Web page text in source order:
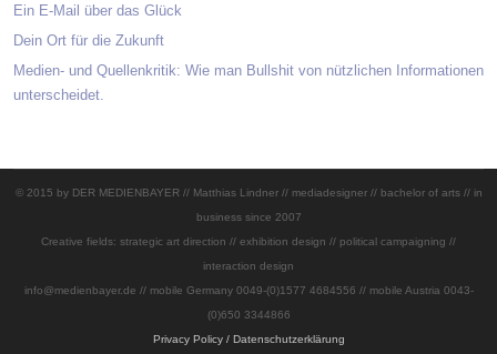
Ein E-Mail über das Glück
Dein Ort für die Zukunft
Medien- und Quellenkritik: Wie man Bullshit von nützlichen Informationen
unterscheidet.
© 2015 by DER MEDIENBAYER // Matthias Lindner // mediadesigner // bachelor of arts // in
business since 2007
Creative fields: strategic art direction // exhibition design // political campaigning //
interaction design
info@medienbayer.de // mobile Germany 0049-(0)1577 4684556 // mobile Austria 0043-
(0)650 3344866
Privacy Policy / Datenschutzerklärung